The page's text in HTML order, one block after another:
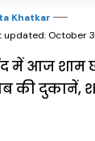
updated: October
Khatkar